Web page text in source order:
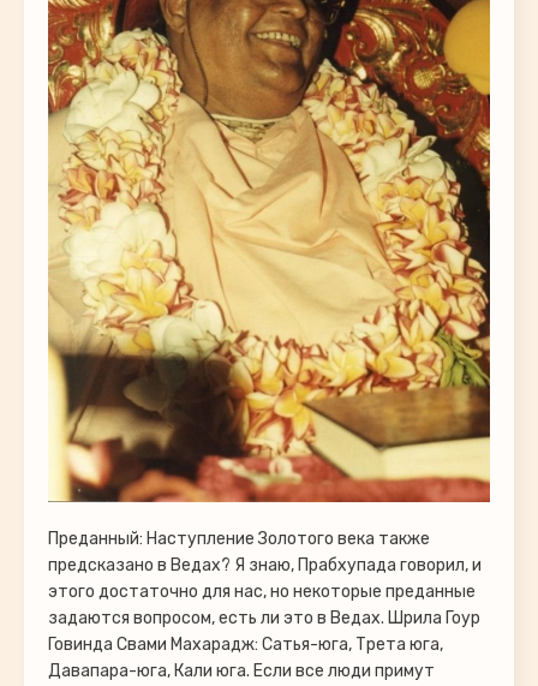
Преданный: Наступление Золотого века также
предсказано в Ведах? Я знаю, Прабхупада говорил, и
этого достаточно для нас, но некоторые преданные
задаются вопросом, есть ли это в Ведах. Шрила Гоур
Говинда Свами Махарадж: Сатья-юга, Трета юга,
Давапара-юга, Кали юга. Если все люди примут